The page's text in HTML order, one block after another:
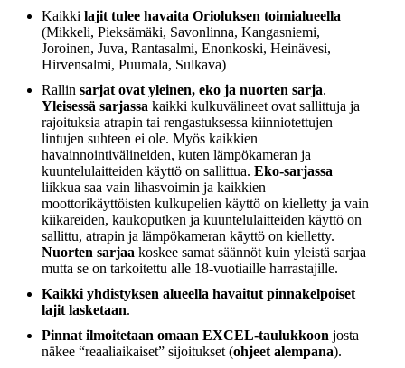
Kaikki lajit tulee havaita Orioluksen toimialueella
(Mikkeli, Pieksämäki, Savonlinna, Kangasniemi,
Joroinen, Juva, Rantasalmi, Enonkoski, Heinävesi,
Hirvensalmi, Puumala, Sulkava)
Rallin sarjat ovat yleinen, eko ja nuorten sarja.
Yleisessä sarjassa kaikki kulkuvälineet ovat sallittuja ja
rajoituksia atrapin tai rengastuksessa kiinniotettujen
lintujen suhteen ei ole. Myös kaikkien
havainnointivälineiden, kuten lämpökameran ja
kuuntelulaitteiden käyttö on sallittua. Eko-sarjassa
liikkua saa vain lihasvoimin ja kaikkien
moottorikäyttöisten kulkupelien käyttö on kielletty ja vain
kiikareiden, kaukoputken ja kuuntelulaitteiden käyttö on
sallittu, atrapin ja lämpökameran käyttö on kielletty.
Nuorten sarjaa koskee samat säännöt kuin yleistä sarjaa
mutta se on tarkoitettu alle 18-vuotiaille harrastajille.
Kaikki yhdistyksen alueella havaitut pinnakelpoiset
lajit lasketaan.
Pinnat ilmoitetaan omaan EXCEL-taulukkoon josta
näkee “reaaliaikaiset” sijoitukset (ohjeet alempana).